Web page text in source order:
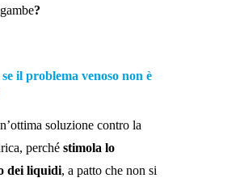
?
il problema venoso non è
soluzione contro la
perché stimola lo
dei liquidi, a patto che non si